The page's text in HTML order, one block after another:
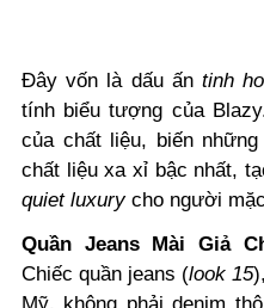
Đây vốn là dấu ấn tinh
tính biểu tượng của
của chất liệu, biến những
chất liệu xa xỉ bậc nhất,
quiet luxurycho người
Quần Jeans Mài Giả
Chiếc quần jeans (look 15